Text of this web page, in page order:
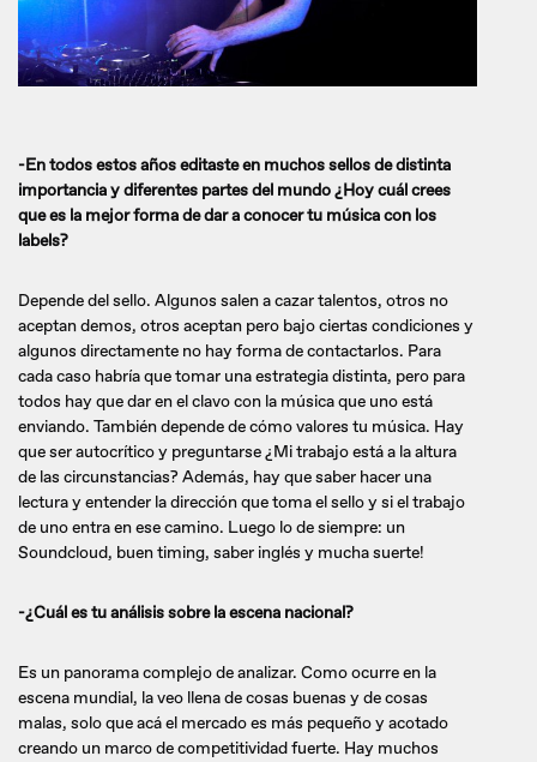
-En todos estos años editaste en muchos sellos de distinta
importancia y diferentes partes del mundo ¿Hoy cuál crees
que es la mejor forma de dar a conocer tu música con los
labels?
Depende del sello. Algunos salen a cazar talentos, otros no
aceptan demos, otros aceptan pero bajo ciertas condiciones y
algunos directamente no hay forma de contactarlos. Para
cada caso habría que tomar una estrategia distinta, pero para
todos hay que dar en el clavo con la música que uno está
enviando. También depende de cómo valores tu música. Hay
que ser autocrítico y preguntarse ¿Mi trabajo está a la altura
de las circunstancias? Además, hay que saber hacer una
lectura y entender la dirección que toma el sello y si el trabajo
de uno entra en ese camino. Luego lo de siempre: un
Soundcloud, buen timing, saber inglés y mucha suerte!
-¿Cuál es tu análisis sobre la escena nacional?
Es un panorama complejo de analizar. Como ocurre en la
escena mundial, la veo llena de cosas buenas y de cosas
malas, solo que acá el mercado es más pequeño y acotado
creando un marco de competitividad fuerte. Hay muchos